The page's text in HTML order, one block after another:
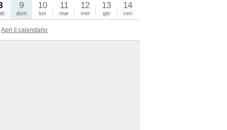
9
dom
10
lun
11
mar
12
mer
13
gio
14
ven
Apri il calendario